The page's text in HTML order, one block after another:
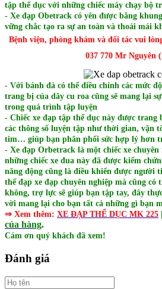
tập thể dục với những chiếc máy chạy bộ
- Xe đạp Obetrack có yên được bằng
vững chắc tạo ra sự an toàn và thoải mái
Bệnh viện, phòng khám và đối tác vui
037 770 Mr Nguyên
- Với bánh đà có thể điều chỉnh các mức
trang bị của dây cu roa cũng sẽ mang lại
trong quá trình tập luyện
- Chiếc xe đạp tập thể dục này được
các thông số luyện tập như thời gian, vận
tim… giúp bạn phân phối sức hợp lý hơn
- Xe đạp Orbetrack là một chiếc xe chuyên
những chiếc xe đua này đã được kiểm
năng động cũng là điều khiến được người
thể đạp xe đạp chuyên nghiệp mà cũng có
không, trợ lực sẽ giúp bạn tập tay, đây
vời mang lại cho bạn tất cả những gì bạn
⇒ Xem thêm: XE ĐẠP THỂ DỤC MK 225
của hàng.
Cám ơn quý khách đã xem!
Đánh giá